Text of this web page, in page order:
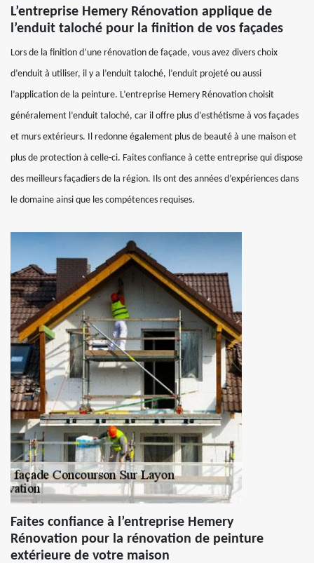
L’entreprise Hemery Rénovation applique de
l’enduit taloché pour la finition de vos façades
Lors de la finition d’une rénovation de façade, vous avez divers choix
d’enduit à utiliser, il y a l’enduit taloché, l’enduit projeté ou aussi
l’application de la peinture. L’entreprise Hemery Rénovation choisit
généralement l’enduit taloché, car il offre plus d’esthétisme à vos façades
et murs extérieurs. Il redonne également plus de beauté à une maison et
plus de protection à celle-ci. Faites confiance à cette entreprise qui dispose
des meilleurs façadiers de la région. Ils ont des années d’expériences dans
le domaine ainsi que les compétences requises.
Faites confiance à l’entreprise Hemery
Rénovation pour la rénovation de peinture
extérieure de votre maison